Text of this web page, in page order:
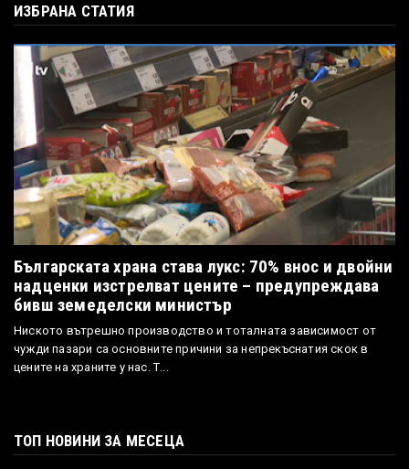
ИЗБРАНА СТАТИЯ
Българската храна става лукс: 70% внос и двойни
надценки изстрелват цените – предупреждава
бивш земеделски министър
Ниското вътрешно производство и тоталната зависимост от
чужди пазари са основните причини за непрекъснатия скок в
цените на храните у нас. Т...
ТОП НОВИНИ ЗА МЕСЕЦА